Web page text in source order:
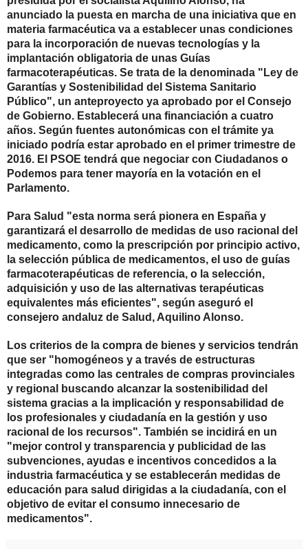
anunciado la puesta en marcha de una iniciativa que en
materia farmacéutica va a establecer unas condiciones
para la incorporación de nuevas tecnologías y la
implantación obligatoria de unas Guías
farmacoterapéuticas. Se trata de la denominada "Ley de
Garantías y Sostenibilidad del Sistema Sanitario
Pú blico", un anteproyecto ya aprobado por el Consejo
de Gobierno. Establecerá una financiación a cuatro
años. Según fuentes autonómicas con el trámite ya
iniciado podría estar aprobado en el primer trimestre de
2016. El PSOE tendrá que negociar con Ciudadanos o
Podemos para tener mayoría en la votación en el
Parlamento.
Para Salud "esta norma será pionera en España y
garantizará el desarrollo de medidas de uso racional del
medicamento, como la prescripción por principio activo,
la selección pú blica de medicamentos, el uso de guías
farmacoterapéuticas de referencia, o la selección,
adquisición y uso de las alternativas terapéuticas
equivalentes más eficientes", según aseguró el
consejero andaluz de Salud, Aquilino Alonso.
Los criterios de la compra de bienes y servicios tendrán
que ser "homogéneos y a través de estructuras
integradas como las centrales de compras provinciales
y regional buscando alcanzar la sostenibilidad del
sistema gracias a la implicación y responsabilidad de
los profesionales y ciudadanía en la gestión y uso
racional de los recursos". También se incidirá en un
"mejor control y transparencia y publicidad de las
subvenciones, ayudas e incentivos concedidos a la
industria farmacéutica y se establecerán medidas de
educación para salud dirigidas a la ciudadanía, con el
objetivo de evitar el consumo innecesario de
medicamentos".